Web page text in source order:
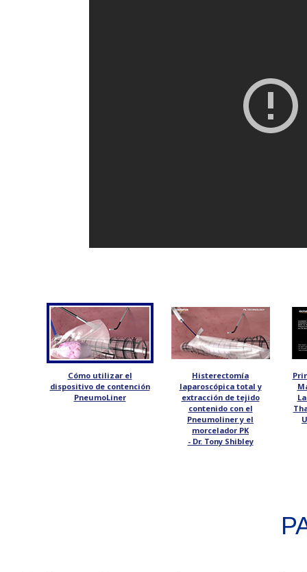
Cómo utilizar el
dispositivo de contención
PneumoLiner
Histerectomía
laparoscópica total y
extracción de tejido
contenido con el
Pneumoliner y el
morcelador PK
- Dr. Tony Shibley